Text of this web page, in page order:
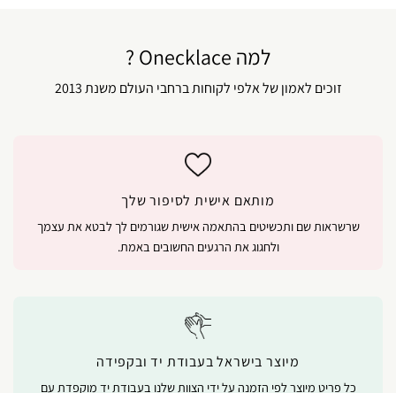
למה Onecklace ?
זוכים לאמון של אלפי לקוחות ברחבי העולם משנת 2013
מותאם אישית לסיפור שלך
שרשראות שם ותכשיטים בהתאמה אישית שגורמים לך לבטא את עצמך
ולחגוג את הרגעים החשובים באמת.
מיוצר בישראל בעבודת יד ובקפידה
כל פריט מיוצר לפי הזמנה על ידי הצוות שלנו בעבודת יד מוקפדת עם